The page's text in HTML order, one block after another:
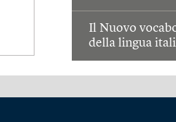
Il Nuovo
della lingua